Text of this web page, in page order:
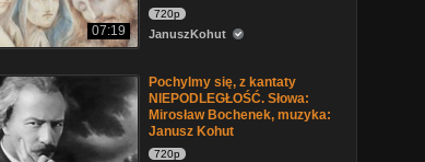
07:19
720p
JanuszKohut
Pochylmy się, z kantaty
NIEPODLEGŁOŚĆ. Słowa:
Mirosław Bochenek, muzyka:
Janusz Kohut
720p